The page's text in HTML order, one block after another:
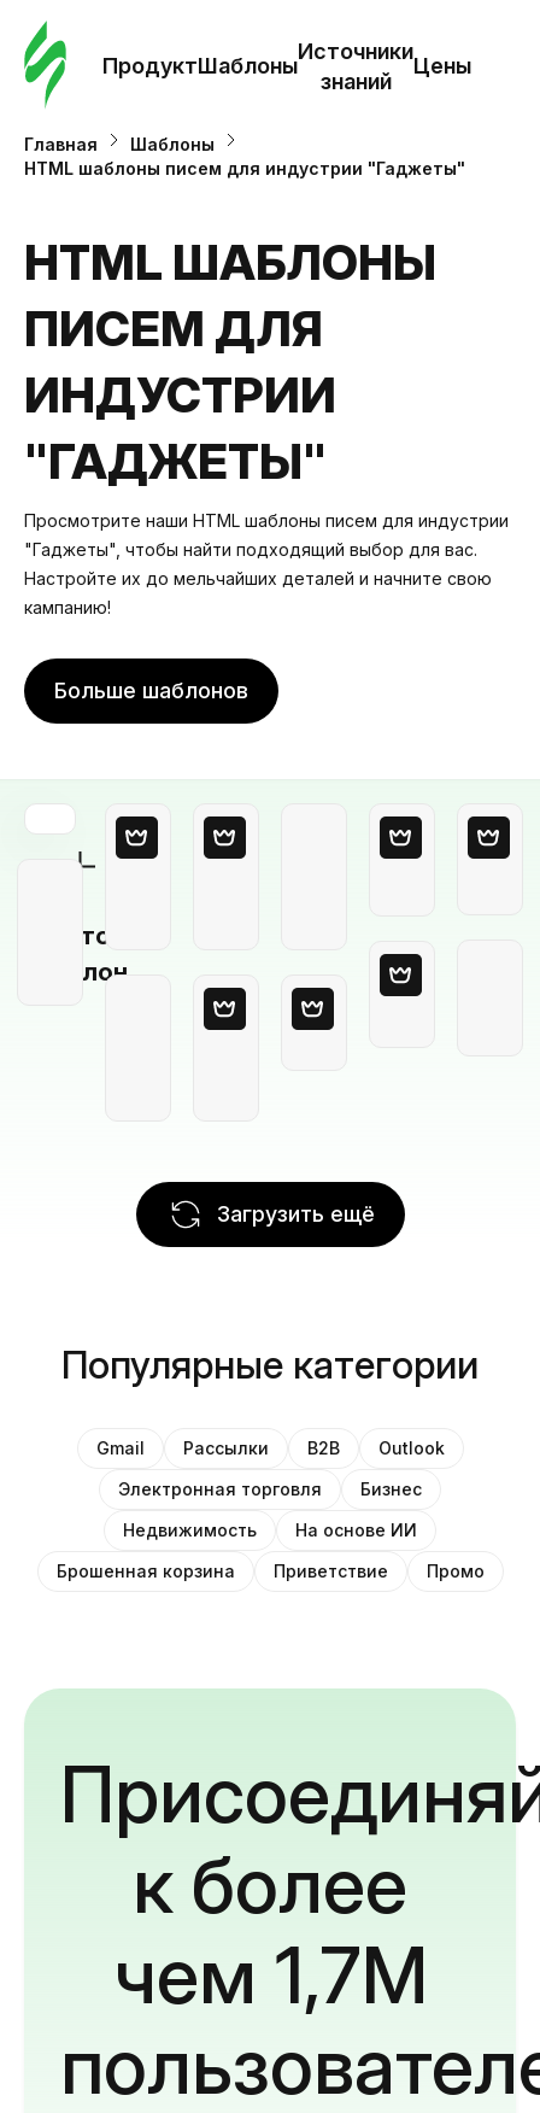
ПродуктШаблоны
Источники
знаний
Цены
Главная
Шаблоны
HTML шаблоны писем для индустрии "Гаджеты"
HTML ШАБЛОНЫ
ПИСЕМ ДЛЯ
ИНДУСТРИИ
"ГАДЖЕТЫ"
Просмотрите наши HTML шаблоны писем для индустрии
"Гаджеты", чтобы найти подходящий выбор для вас.
Настройте их до мельчайших деталей и начните свою
кампанию!
Больше шаблонов
Пустой
шаблон
Загрузить ещё
Популярные категории
Gmail Рассылки B2B
Outlook
Электронная торговля
Бизнес
Недвижимость
На основе ИИ
Брошенная корзина
Приветствие Промо
к более
чем 1,7M